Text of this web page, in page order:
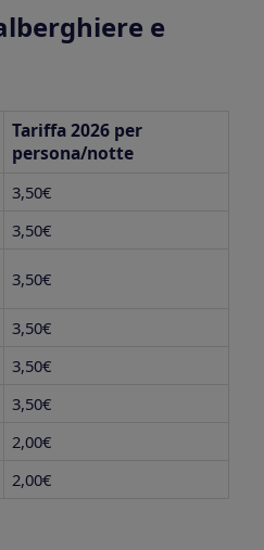
e
Tariffa 2026 per
persona/notte
3,50€
3,50€
3,50€
3,50€
3,50€
3,50€
2,00€
2,00€